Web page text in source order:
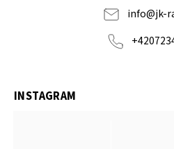
info@jk-
INSTAGRAM